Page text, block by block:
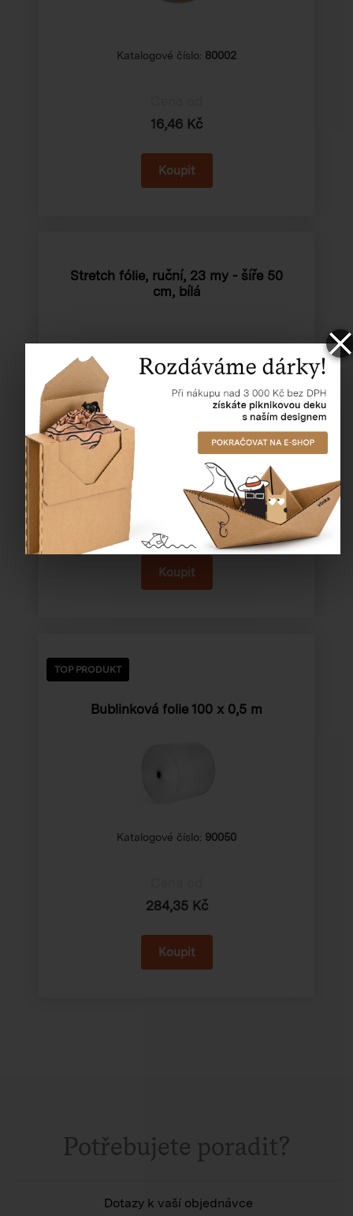
Katalogové číslo: 80002
16,46 Kč
Stretch fólie, ruční, 23 my - šíře 50
cm, bílá
Katalogové číslo:91110
Cena od
174,24 Kč
TOP PRODUKT
Bublinková folie 100 x 0,5 m
Katalogové číslo: 90050
284,35 Kč
Potřebujete poradit?
Dotazy k vaší objednávce